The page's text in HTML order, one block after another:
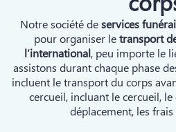
Notre société deservices
pour organiser letransport
l’international, peu importe le
assistons durant chaque phase
incluent le transport du corps
cercueil, incluant le cercueil,
déplacement, les frais